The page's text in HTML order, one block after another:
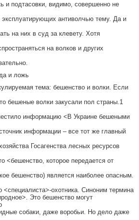
и подтасовки, видимо, совершенно не
эксплуатирующих антиволчью тему. Да и
на них в суд за клевету. Хотя
на волков и других
и ложь
тема: бешенство и волки. Если
бешеные волки закусали пол страны.1
информацию <В Украине бешеными
информации – все тот же главный
Госагенства лесных ресурсов
<бешенство, которое передается от
бешенство) является наиболее опасным.
<специалиста>-охотника. Синоним термина
Это бешенство могут
собаки, даже воробьи. Но дело даже